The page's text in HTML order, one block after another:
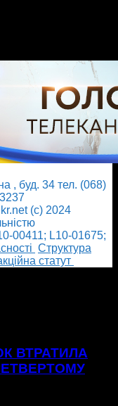
, буд. 34 тел. (068)
(с) 2024
00411; L10-01675;
Cтруктура
статут
ВТРАТИЛА